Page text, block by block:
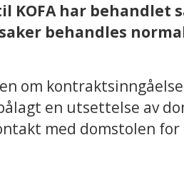
har behandlet
behandles
om
en utsettelse av
med domstolen